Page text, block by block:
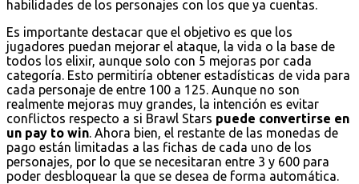
habilidades de los personajes con los que ya cuentas.
Es importante destacar que el objetivo es que los
jugadores puedan mejorar el ataque, la vida o la base de
todos los elixir, aunque solo con 5 mejoras por cada
categoría. Esto permitiría obtener estadísticas de vida para
cada personaje de entre 100 a 125. Aunque no son
realmente mejoras muy grandes, la intención es evitar
conflictos respecto a si Brawl Stars puede convertirse en
un pay to win . Ahora bien, el restante de las monedas de
pago están limitadas a las fichas de cada uno de los
personajes, por lo que se necesitaran entre 3 y 600 para
poder desbloquear la que se desea de forma automática.